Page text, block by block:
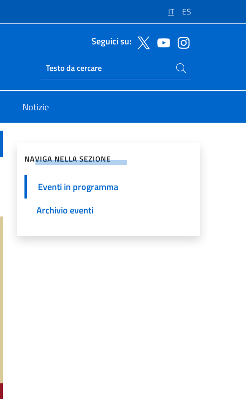
IT ES
Seguici su:
Ricerca sito live
Cerca nel sito
Notizie
NAVIGA NELLA SEZIONE
Eventi in programma
Archivio eventi